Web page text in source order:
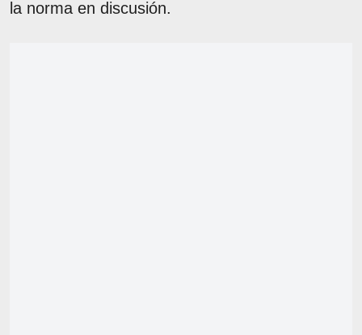
la norma en discusión.